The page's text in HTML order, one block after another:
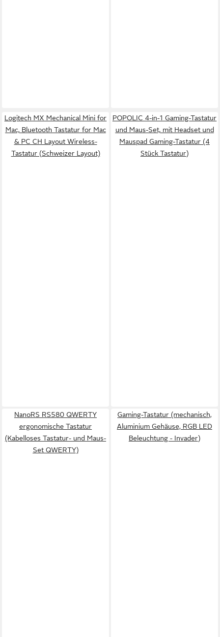
Logitech MX Mechanical Mini for
Mac, Bluetooth Tastatur for Mac
& PC CH Layout Wireless-
Tastatur (Schweizer Layout)
POPOLIC 4-in-1 Gaming-Tastatur
und Maus-Set, mit Headset und
Mauspad Gaming-Tastatur (4
Stück Tastatur)
NanoRS RS580 QWERTY
ergonomische Tastatur
(Kabelloses Tastatur- und Maus-
Set QWERTY)
Gaming-Tastatur (mechanisch,
Aluminium Gehäuse, RGB LED
Beleuchtung - Invader)